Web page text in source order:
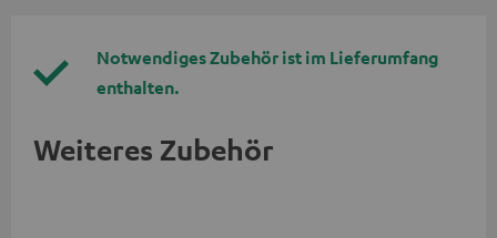
Notwendiges Zubehör ist im Lieferumfang
enthalten.
Weiteres Zubehör